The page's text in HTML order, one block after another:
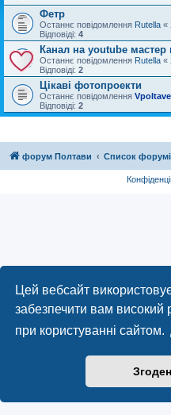
Цей вебсайт
забезпечити вам високий
при користуванні сайтом.
Згоден
Фетр
Останнє повідомлення Rutella «
Відповіді: 4
Канал на youtube
Останнє повідомлення Rutella «
Відповіді: 2
Цікаві фотопроекти
Останнє повідомлення Vpoltave
Відповіді: 2
форум Полтави Список